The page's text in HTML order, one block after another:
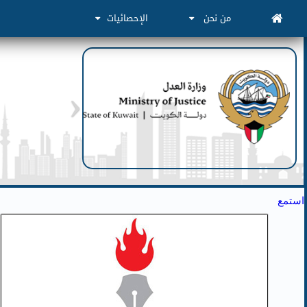
من نحن الإحصائيات
استمع